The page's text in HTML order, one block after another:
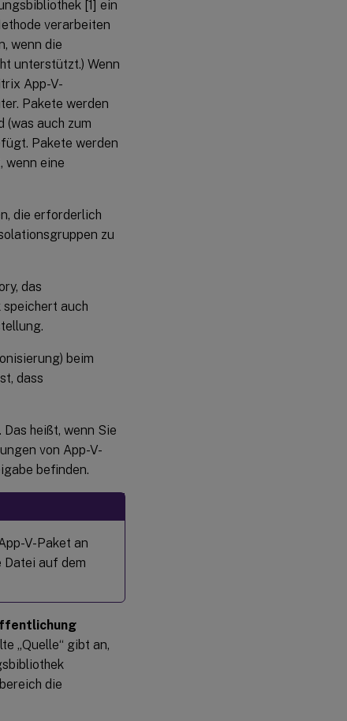
[1] ein
verarbeiten
wenn die
unterstützt.) Wenn
App-V-
Pakete werden
auch zum
Pakete werden
wenn eine
die erforderlich
zu
das
auch
beim
dass
heißt, wenn Sie
von App-V-
befinden.
V-Paket an
Datei auf dem
„Quelle“ gibt an,
die